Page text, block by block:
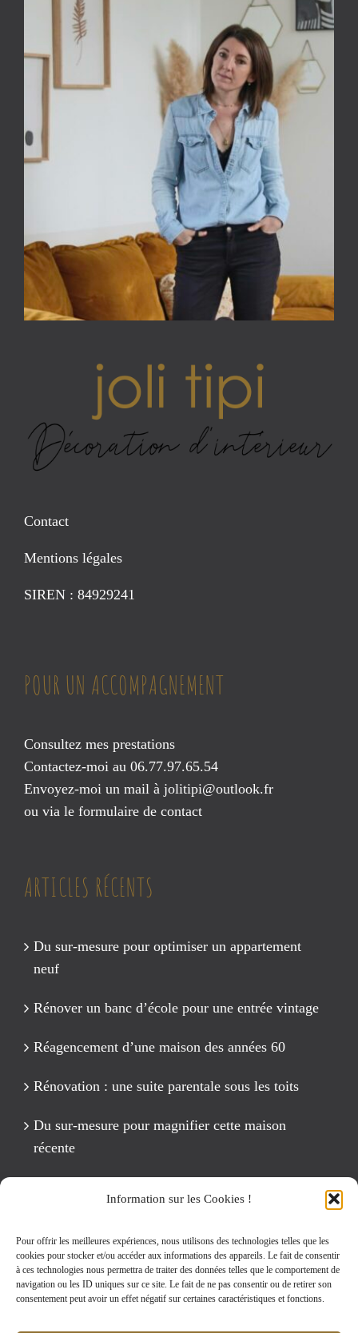
Information sur les Cookies !
Pour offrir les meilleures expériences, nous utilisons des technologies telles que les
cookies pour stocker et/ou accéder aux informations des appareils. Le fait de consentir
à ces technologies nous permettra de traiter des données telles que le comportement de
navigation ou les ID uniques sur ce site. Le fait de ne pas consentir ou de retirer son
consentement peut avoir un effet négatif sur certaines caractéristiques et fonctions.
Contact
Mentions légales
SIREN : 84929241
POUR UN ACCOMPAGNEMENT
Consultez mes prestations
Contactez-moi au 06.77.97.65.54
Envoyez-moi un mail à jolitipi@outlook.fr
ou via le formulaire de contact
ARTICLES RÉCENTS
Du sur-mesure pour optimiser un appartement
neuf
Rénover un banc d’école pour une entrée vintage
Réagencement d’une maison des années 60
Rénovation : une suite parentale sous les toits
Du sur-mesure pour magnifier cette maison
récente
Rechercher: